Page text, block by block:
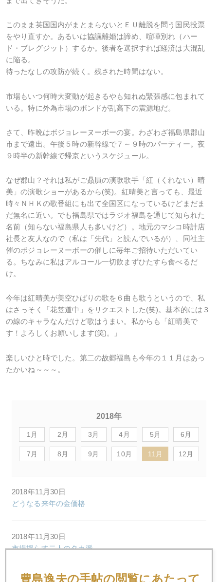
このまま英国国内がまとまらないとＥＵ離脱を問う国民投票
をやり直すか。あるいは協議離婚は諦め、喧嘩別れ（ハー
ド・ブレグジット）するか。後者を選択すれば経済は大混乱
に陥る。
待ったなしの攻防が続く。残された時間はない。
市場もいつ何時大変動が起きるやも知れぬ緊張感に包まれて
いる。特に外為市場のポンドが乱高下の震源地だ。
さて、昨晩はボジョレーヌーボーの宴。わざわざ福島県郡山
市まで遠出。午後５時の新幹線で７～９時のパーティー。夜
９時半の新幹線で帰京というスケジュール。
なぜ郡山？それは私がご贔屓の演歌歌手「紅（くれない）晴
美」の演歌ショーがあるから(笑)。紅晴美と言っても、最近
時々ＮＨＫの歌番組にも出て全国区になっているけどまだま
だ無名に近い。でも福島県ではラジオ福島を通じて知られた
名前（知らない福島県人も多いけど）。地元のマシコ時計店
社長と友人なので（私は「先代」と読んでいるが）、同社主
催のボジョレーヌーボーの催しに毎年ご招待いただいてい
る。ちなみに私はアルコール一切飲まずひたすら食べるだ
け。
今年は紅晴美が美空ひばりの歌を６曲も歌うというので、私
はさっそく「花笠道中」をリクエストした(笑)。基本的には３
の線のキャラなんだけど歌はうまい。私からも「紅晴美で
す！よろしくお願いします(笑)。」
楽しいひと時でした。第二の故郷福島も今年の１１月はあっ
たかいね～～～。
2018年
1月 2月 3月 4月 5月 6月
7月 8月 9月 10月 11月 12月
2018年11月30日
どうなる来年の金価格
2018年11月30日
市場揺らす二人のタカ派
豊島逸夫の手帖の閲覧にあたって